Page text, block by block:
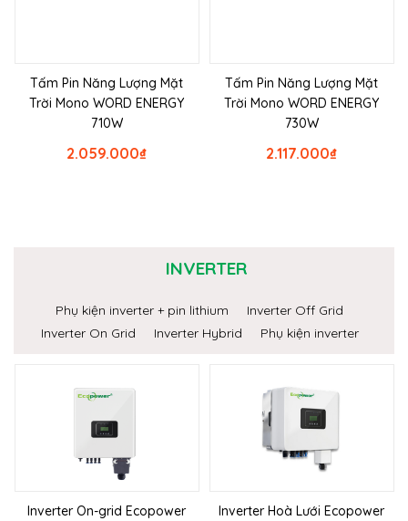
Tấm Pin Năng Lượng Mặt
Trời Mono WORD ENERGY
710W
₫
2.059.000
Tấm Pin Năng Lượng Mặt
Trời Mono WORD ENERGY
730W
₫
2.117.000
INVERTER
Phụ kiện inverter + pin lithium
Inverter Off Grid
Inverter On Grid
Inverter Hybrid Phụ kiện inverter
Inverter On-grid Ecopower
Inverter Hoà Lưới Ecopower